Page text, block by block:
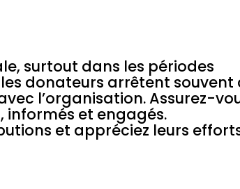
surtout dans les périodes
donateurs arrêtent souvent
l’organisation. Assurez-
informés et engagés.
et appréciez leurs